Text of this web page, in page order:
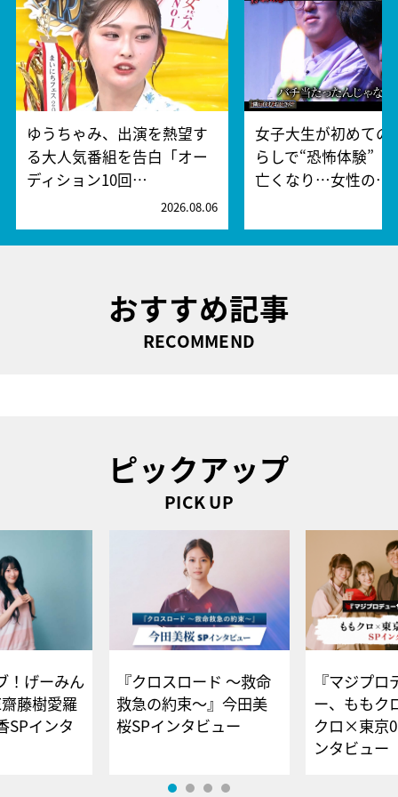
ゆうちゃみ、出演を熱望す
る大人気番組を告白「オー
ディション10回…
2026.08.06
女子大生が初めての
らしで“恐怖体験”
亡くなり…女性の…
おすすめ記事
RECOMMEND
ピックアップ
PICK UP
！げーみん
藤樹愛羅
SPインタ
『クロスロード ～救命
救急の約束～』今田美
桜SPインタビュー
『マジプロ
ー、ももク
クロ×東京
ンタビュー